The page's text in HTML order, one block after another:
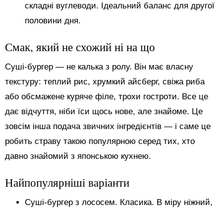
складні вуглеводи. Ідеальний баланс для другої
половини дня.
Смак, який не схожий ні на що
Суші-бургер — не калька з ролу. Він має власну
текстуру: теплий рис, хрумкий айсберг, свіжа риба
або обсмажене куряче філе, трохи гостроти. Все це
дає відчуття, ніби їси щось нове, але знайоме. Це
зовсім інша подача звичних інгредієнтів — і саме це
робить страву такою популярною серед тих, хто
давно знайомий з японською кухнею.
Найпопулярніші варіанти
Суші-бургер з лососем. Класика. В міру ніжний,